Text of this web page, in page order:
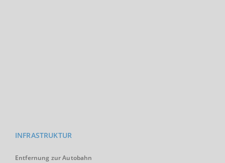
INFRASTRUKTUR
Entfernung zur Autobahn